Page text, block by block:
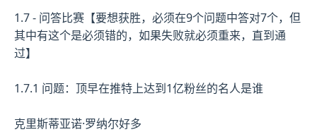
1.7 - 问答比赛【要想获胜，必须在9个问题中答对7个，但
其中有这个是必须错的，如果失败就必须重来，直到通
过】
1.7.1 问题：顶早在推特上达到1亿粉丝的名人是谁
克里斯蒂亚诺·罗纳尔好多